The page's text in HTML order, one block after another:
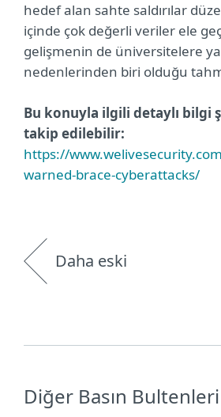
hedef alan sahte saldırılar
içinde çok değerli veriler ele
gelişmenin de üniversitelere
nedenlerinden biri olduğu
Bu konuyla ilgili detaylı bilgi
takip edilebilir:
https://
warned-brace-cyberattacks/
Daha eski
Diğer Basın Bultenleri